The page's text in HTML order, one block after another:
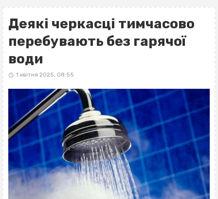
Деякі черкасці тимчасово
перебувають без гарячої
води
1 квітня 2025, 08:55